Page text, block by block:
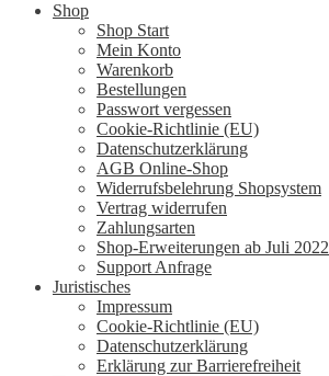
Shop
Shop Start
Mein Konto
Warenkorb
Bestellungen
Passwort vergessen
Cookie-Richtlinie (EU)
Datenschutzerklärung
AGB Online-Shop
Widerrufsbelehrung Shopsystem
Vertrag widerrufen
Zahlungsarten
Shop-Erweiterungen ab Juli 2022
Support Anfrage
Juristisches
Impressum
Cookie-Richtlinie (EU)
Datenschutzerklärung
Erklärung zur Barrierefreiheit